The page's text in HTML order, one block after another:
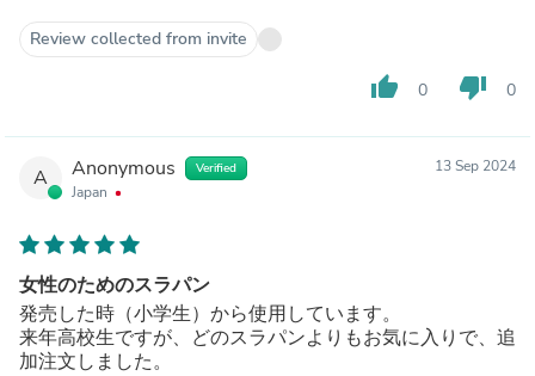
Review collected from invite
thumb_up 0 thumb_down 0
A Anonymous Verified
Japan
13 Sep 2024
女性のためのスラパン
発売した時（小学生）から使用しています。
来年高校生ですが、どのスラパンよりもお気に入りで、追
加注文しました。